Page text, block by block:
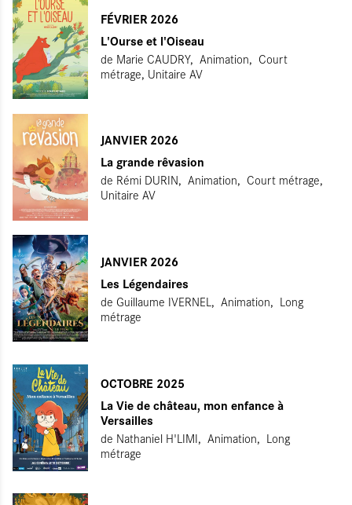
FÉVRIER 2026
L'Ourse et l'Oiseau
de Marie CAUDRY Animation
Court
métrage, Unitaire AV
JANVIER 2026
La grande rêvasion
de Rémi DURIN Animation
Court métrage,
Unitaire AV
JANVIER 2026
Les Légendaires
de Guillaume IVERNEL Animation
Long
métrage
OCTOBRE 2025
La Vie de château, mon enfance à
Versailles
de Nathaniel H'LIMI Animation
Long
métrage